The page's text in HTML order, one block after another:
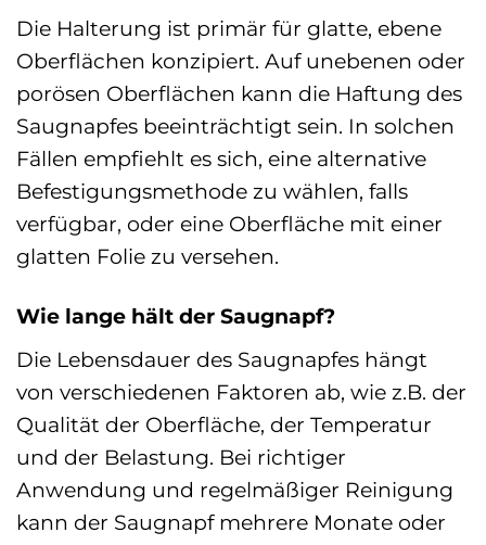
Die Halterung ist primär für glatte, ebene
Oberflächen konzipiert. Auf unebenen oder
porösen Oberflächen kann die Haftung des
Saugnapfes beeinträchtigt sein. In solchen
Fällen empfiehlt es sich, eine alternative
Befestigungsmethode zu wählen, falls
verfügbar, oder eine Oberfläche mit einer
glatten Folie zu versehen.
Wie lange hält der Saugnapf?
Die Lebensdauer des Saugnapfes hängt
von verschiedenen Faktoren ab, wie z.B. der
Qualität der Oberfläche, der Temperatur
und der Belastung. Bei richtiger
Anwendung und regelmäßiger Reinigung
kann der Saugnapf mehrere Monate oder